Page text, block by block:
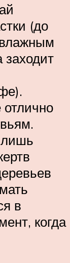
(до
в
когда